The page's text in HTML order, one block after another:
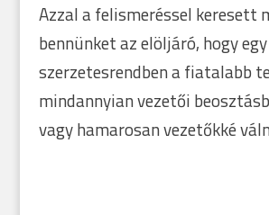
Azzal a felismeréssel keresett
bennünket az elöljáró, hogy
szerzetesrendben a fiatalabb
mindannyian vezetői
vagy hamarosan vezetőkké